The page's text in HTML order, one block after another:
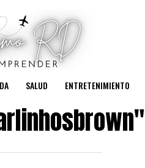
SALUD ENTRETENIMIENTO